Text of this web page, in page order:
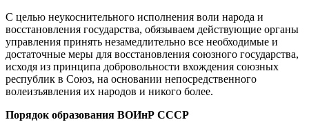
С целью неукоснительного исполнения воли народа и
восстановления государства, обязываем действующие органы
управления принять незамедлительно все необходимые и
достаточные меры для восстановления союзного государства,
исходя из принципа добровольности вхождения союзных
республик в Союз, на основании непосредственного
волеизъявления их народов и никого более.
Порядок образования ВОИнР СССР